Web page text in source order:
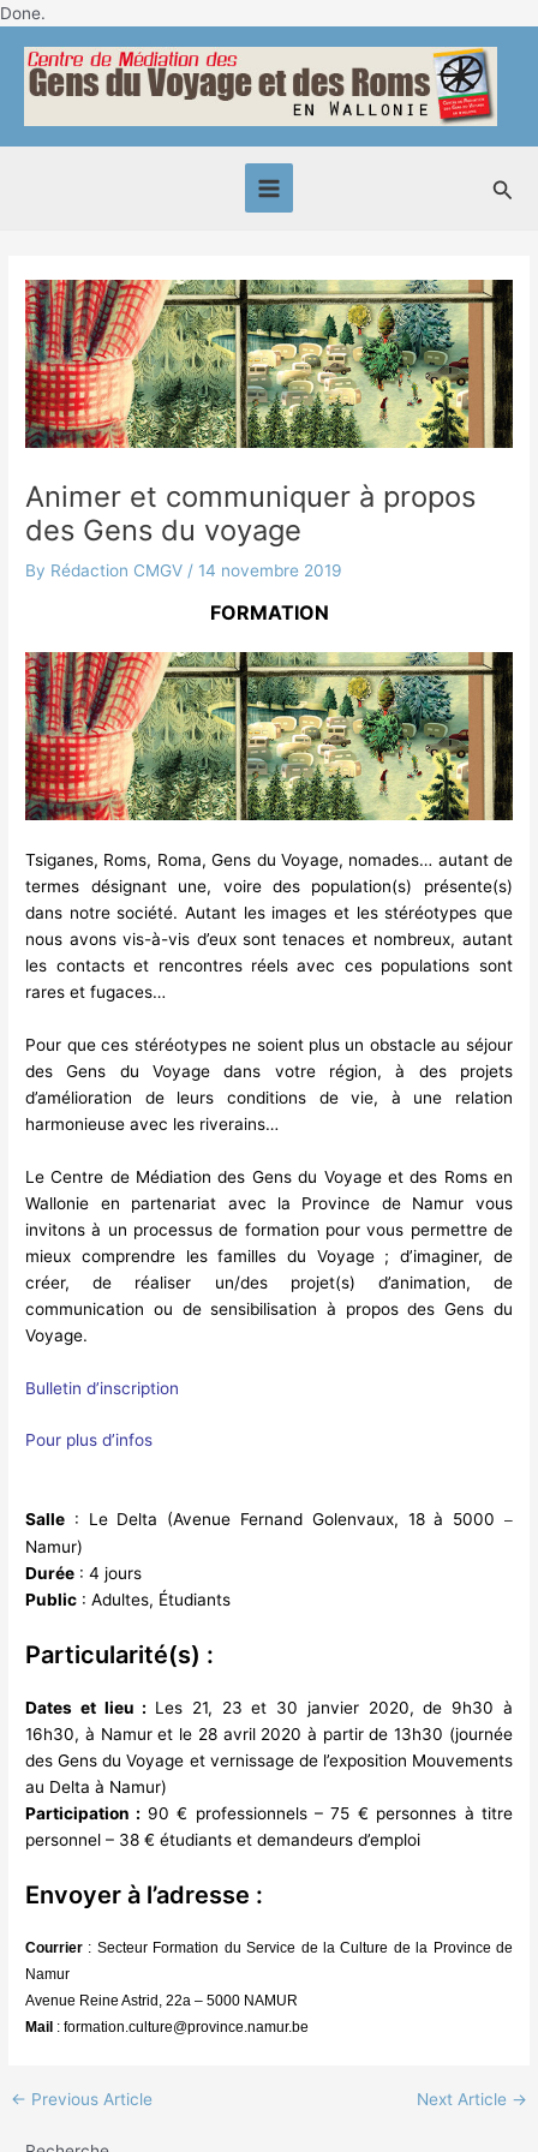
Done.
content
Main
Menu
Animer et communiquer à propos
des Gens du voyage
By Rédaction CMGV/ 14 novembre 2019
FORMATION
Tsiganes, Roms, Roma, Gens du Voyage, nomades… autant de
termes désignant une, voire des population(s) présente(s)
dans notre société. Autant les images et les stéréotypes que
nous avons vis-à-vis d’eux sont tenaces et nombreux, autant
les contacts et rencontres réels avec ces populations sont
rares et fugaces…
Pour que ces stéréotypes ne soient plus un obstacle au séjour
des Gens du Voyage dans votre région, à des projets
d’amélioration de leurs conditions de vie, à une relation
harmonieuse avec les riverains…
Le Centre de Médiation des Gens du Voyage et des Roms en
Wallonie en partenariat avec la Province de Namur vous
invitons à un processus de formation pour vous permettre de
mieux comprendre les familles du Voyage ; d’imaginer, de
créer, de réaliser un/des projet(s) d’animation, de
communication ou de sensibilisation à propos des Gens du
Voyage.
Bulletin d’inscription
Pour plus d’infos
Salle : Le Delta (Avenue Fernand Golenvaux, 18 à 5000 –
Namur)
Durée : 4 jours
Public : Adultes, Étudiants
Particularité(s) :
Dates et lieu : Les 21, 23 et 30 janvier 2020, de 9h30 à
16h30, à Namur et le 28 avril 2020 à partir de 13h30 (journée
des Gens du Voyage et vernissage de l’exposition Mouvements
au Delta à Namur)
Participation : 90 € professionnels – 75 € personnes à titre
personnel – 38 € étudiants et demandeurs d’emploi
Envoyer à l’adresse :
Courrier : Secteur Formation du Service de la Culture de la Province de
Namur
Avenue Reine Astrid, 22a – 5000 NAMUR
Mail :formation.culture@province.namur.be
navigation
← Previous Article Next Article →